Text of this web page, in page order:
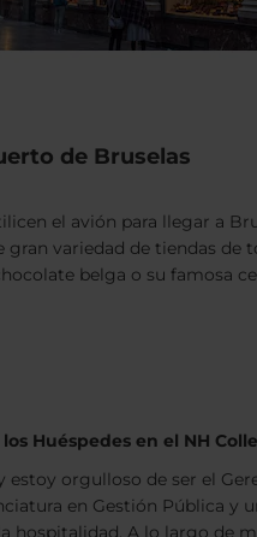
de Bruselas
el avión para llegar a
variedad de tiendas de
belga o su famosa
Huéspedes en el NH
estoy orgulloso de ser el
en Gestión Pública y
hospitalidad. A lo largo de